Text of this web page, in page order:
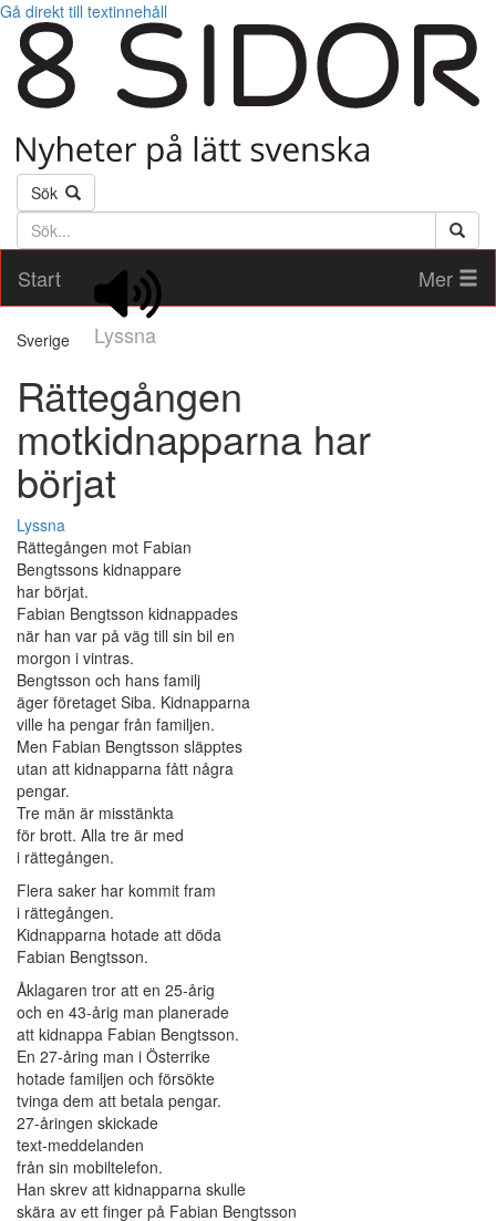
Gå direkt till textinnehåll
Sök
Söktext
Start
Lyssna
Mer
Sverige
Rättegången
motkidnapparna har
börjat
Lyssna
Rättegången mot Fabian
Bengtssons kidnappare
har börjat.
Fabian Bengtsson kidnappades
när han var på väg till sin bil en
morgon i vintras.
Bengtsson och hans familj
äger företaget Siba. Kidnapparna
ville ha pengar från familjen.
Men Fabian Bengtsson släpptes
utan att kidnapparna fått några
pengar.
Tre män är misstänkta
för brott. Alla tre är med
i rättegången.
Flera saker har kommit fram
i rättegången.
Kidnapparna hotade att döda
Fabian Bengtsson.
Åklagaren tror att en 25-årig
och en 43-årig man planerade
att kidnappa Fabian Bengtsson.
En 27-åring man i Österrike
hotade familjen och försökte
tvinga dem att betala pengar.
27-åringen skickade
text-meddelanden
från sin mobiltelefon.
Han skrev att kidnapparna skulle
skära av ett finger på Fabian Bengtsson